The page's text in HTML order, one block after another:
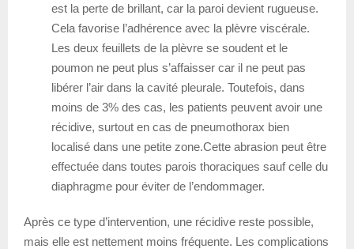
est la perte de brillant, car la paroi devient rugueuse.
Cela favorise l’adhérence avec la plèvre viscérale.
Les deux feuillets de la plèvre se soudent et le
poumon ne peut plus s’affaisser car il ne peut pas
libérer l’air dans la cavité pleurale. Toutefois, dans
moins de 3% des cas, les patients peuvent avoir une
récidive, surtout en cas de pneumothorax bien
localisé dans une petite zone.Cette abrasion peut être
effectuée dans toutes parois thoraciques sauf celle du
diaphragme pour éviter de l’endommager.
Après ce type d’intervention, une récidive reste possible,
mais elle est nettement moins fréquente. Les complications